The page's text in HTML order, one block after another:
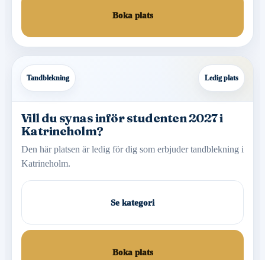
Boka plats
Tandblekning Ledig plats
Vill du synas inför studenten 2027 i
Katrineholm?
Den här platsen är ledig för dig som erbjuder tandblekning i
Katrineholm.
Se kategori
Boka plats